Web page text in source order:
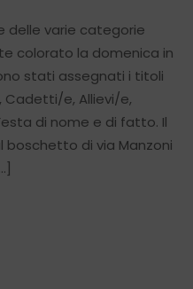
delle varie categorie
colorato la domenica in
stati assegnati i titoli
Cadetti/e, Allievi/e,
di nome e di fatto. Il
boschetto di via Manzoni